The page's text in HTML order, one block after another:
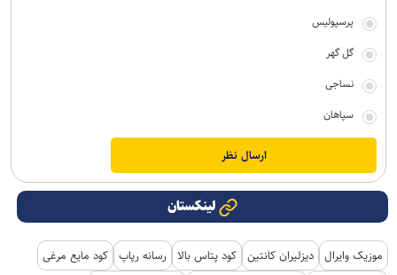
پرسپولیس
گل گهر
نساجی
سپاهان
لینکستان
موزیک وایرال دیزلیران کانتین کود پتاس بالا رسانه رپاپ کود مایع مرغی